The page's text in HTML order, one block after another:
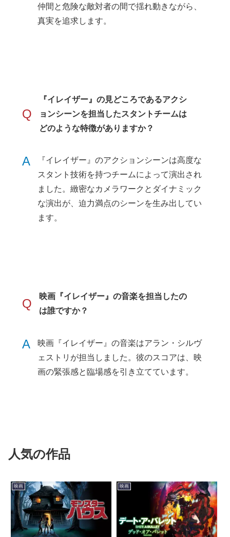
仲間と危険な敵対者の間で揺れ動きながら、
真実を追求します。
Q
『イレイザー』の見どころであるアクシ
ョンシーンを担当したスタントチームは
どのような特徴がありますか？
A
『イレイザー』のアクションシーンは高度な
スタント技術を持つチームによって演出され
ました。緻密なカメラワークとダイナミック
な演出が、迫力満点のシーンを生み出してい
ます。
Q
映画『イレイザー』の音楽を担当したの
は誰ですか？
A
映画『イレイザー』の音楽はアラン・シルヴ
ェストリが担当しました。彼のスコアは、映
画の緊張感と臨場感を引き立てています。
人気の作品
映画 映画